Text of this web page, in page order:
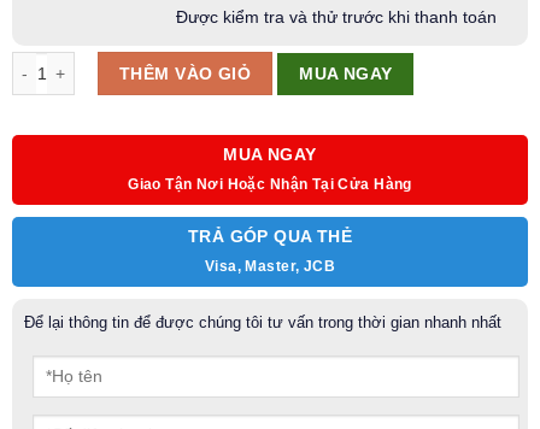
Được kiểm tra và thử trước khi thanh toán
Gậy Driver Callaway Paradym số lượng
THÊM VÀO GIỎ MUA NGAY
MUA NGAY
Giao Tận Nơi Hoặc Nhận Tại Cửa Hàng
TRẢ GÓP QUA THẺ
Visa, Master, JCB
Để lại thông tin để được chúng tôi tư vấn trong thời gian nhanh nhất